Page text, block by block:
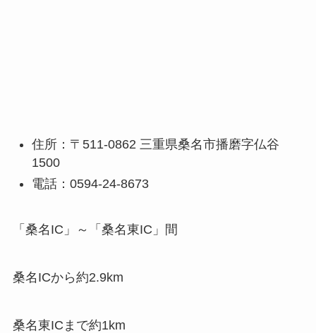
住所：〒511-0862 三重県桑名市播磨字仏谷
1500
電話：0594-24-8673
「桑名IC」～「桑名東IC」間
桑名ICから約2.9km
桑名東ICまで約1km